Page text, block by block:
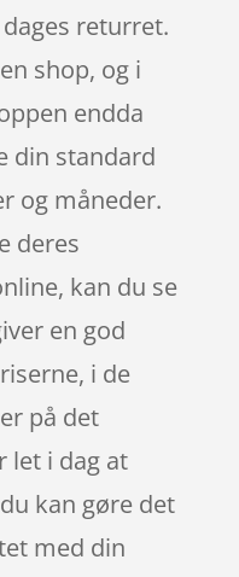
returret.
shop, og i
endda
din standard
og måneder.
deres
kan du se
en god
i de
på det
let i dag at
kan gøre det
med din